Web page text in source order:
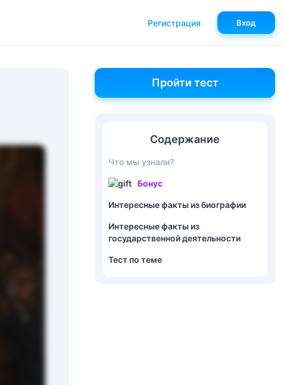
Пройти тест
Содержание
Что мы узнали?
Бонус
Интересные факты из биографии
Интересные факты из
государственной деятельности
Тест по теме
Регистрация Вход